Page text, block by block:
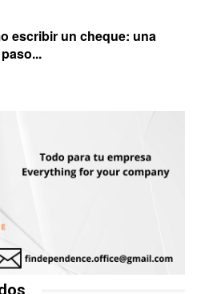
escribir un cheque: una